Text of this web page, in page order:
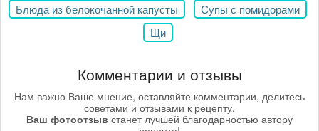
Блюда из белокочанной капусты
Супы с помидорами
Щи
Комментарии и отзывы
Нам важно Ваше мнение, оставляйте комментарии, делитесь
советами и отзывами к рецепту.
Ваш фотоотзыв станет лучшей благодарностью автору